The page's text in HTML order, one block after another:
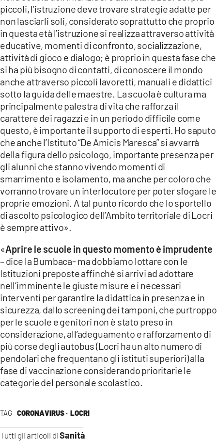
TAG CORONAVIRUS · LOCRI
Tutti gli articoli diSanità
piccoli, l’istruzione deve trovare strategie adatte per
non lasciarli soli, considerato soprattutto che proprio
in questa età l’istruzione si realizza attraverso attività
educative, momenti di confronto, socializzazione,
attività di gioco e dialogo; è proprio in questa fase che
si ha più bisogno di contatti, di conoscere il mondo
anche attraverso piccoli lavoretti, manuali e didattici
sotto la guida delle maestre. La scuola è cultura ma
principalmente palestra di vita che rafforza il
carattere dei ragazzi e in un periodo difficile come
questo, è importante il supporto di esperti. Ho saputo
che anche l’Istituto “De Amicis Maresca” si avvarrà
della figura dello psicologo, importante presenza per
gli alunni che stanno vivendo momenti di
smarrimento e isolamento, ma anche per coloro che
vorranno trovare un interlocutore per poter sfogare le
proprie emozioni. A tal punto ricordo che lo sportello
di ascolto psicologico dell’Ambito territoriale di Locri
è sempre attivo».
«Aprire le scuole in questo momento è imprudente
– dice la Bumbaca- ma dobbiamo lottare con le
Istituzioni preposte affinché si arrivi ad adottare
nell’imminente le giuste misure e i necessari
interventi per garantire la didattica in presenza e in
sicurezza, dallo screening dei tamponi, che purtroppo
per le scuole e genitori non è stato preso in
considerazione, all’adeguamento e rafforzamento di
più corse degli autobus (Locri ha un alto numero di
pendolari che frequentano gli istituti superiori) alla
fase di vaccinazione considerando prioritarie le
categorie del personale scolastico.